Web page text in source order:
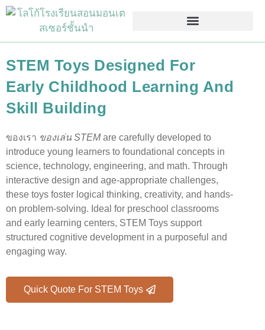
STEM Toys Designed For
Early Childhood Learning And
Skill Building
ของเรา ของเล่น STEMare carefully developed to
introduce young learners to foundational concepts in
science, technology, engineering, and math. Through
interactive design and age-appropriate challenges,
these toys foster logical thinking, creativity, and hands-
on problem-solving. Ideal for preschool classrooms
and early learning centers, STEM Toys support
structured cognitive development in a purposeful and
engaging way.
Quick Quote For STEM Toys